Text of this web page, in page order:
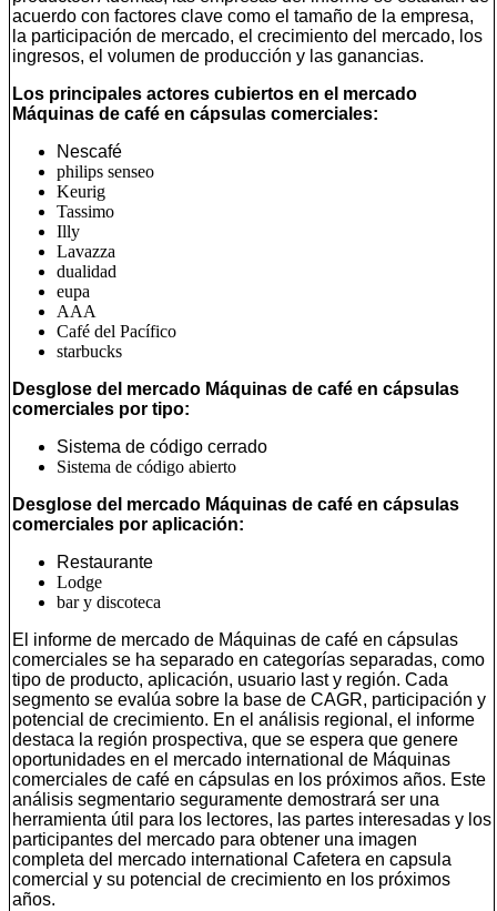
acuerdo con factores clave como el tamaño de la empresa,
la participación de mercado, el crecimiento del mercado, los
ingresos, el volumen de producción y las ganancias.
Los principales actores cubiertos en el mercado
Máquinas de café en cápsulas comerciales:
Nescafé
philips senseo
Keurig
Tassimo
Illy
Lavazza
dualidad
eupa
AAA
Café del Pacífico
starbucks
Desglose del mercado Máquinas de café en cápsulas
comerciales por tipo:
Sistema de código cerrado
Sistema de código abierto
Desglose del mercado Máquinas de café en cápsulas
comerciales por aplicación:
Restaurante
Lodge
bar y discoteca
El informe de mercado de Máquinas de café en cápsulas
comerciales se ha separado en categorías separadas, como
tipo de producto, aplicación, usuario last y región. Cada
segmento se evalúa sobre la base de CAGR, participación y
potencial de crecimiento. En el análisis regional, el informe
destaca la región prospectiva, que se espera que genere
oportunidades en el mercado international de Máquinas
comerciales de café en cápsulas en los próximos años. Este
análisis segmentario seguramente demostrará ser una
herramienta útil para los lectores, las partes interesadas y los
participantes del mercado para obtener una imagen
completa del mercado international Cafetera en capsula
comercial y su potencial de crecimiento en los próximos
años.